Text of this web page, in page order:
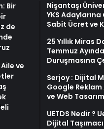
Bir
de
Aile ve
Nişantaşı
YKS
Sabit Ücret ve
25 Yıllık Miras
Temmuz
Duruşmasına
Serjoy : Dijital
Google Reklam
ve Web
UETDS Nedir ?
Dijital